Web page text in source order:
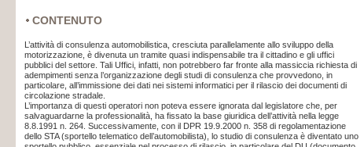
CONTENUTO
L’attività di consulenza automobilistica, cresciuta parallelamente allo sviluppo della
motorizzazione, è divenuta un tramite quasi indispensabile tra il cittadino e gli uffici
pubblici del settore. Tali Uffici, infatti, non potrebbero far fronte alla massiccia richiesta di
adempimenti senza l’organizzazione degli studi di consulenza che provvedono, in
particolare, all’immissione dei dati nei sistemi informatici per il rilascio dei documenti di
circolazione stradale.
L’importanza di questi operatori non poteva essere ignorata dal legislatore che, per
salvaguardarne la professionalità, ha fissato la base giuridica dell’attività nella legge
8.8.1991 n. 264. Successivamente, con il DPR 19.9.2000 n. 358 di regolamentazione
dello STA (sportello telematico dell’automobilista), lo studio di consulenza è diventato uno